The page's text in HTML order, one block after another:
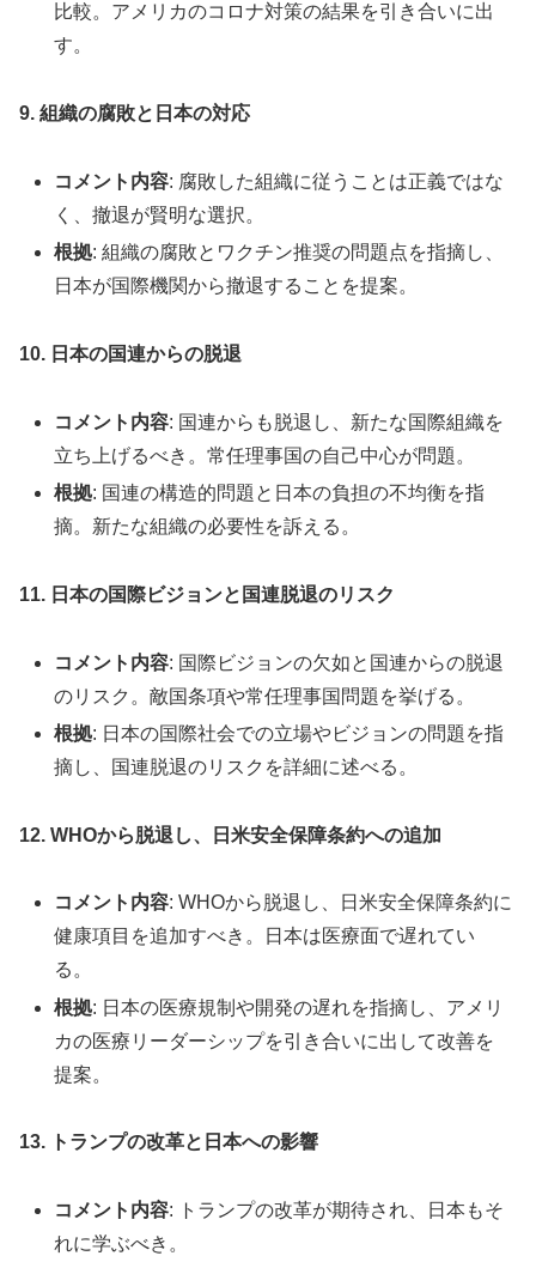
比較。アメリカのコロナ対策の結果を引き合いに出
す。
9. 組織の腐敗と日本の対応
コメント内容: 腐敗した組織に従うことは正義ではな
く、撤退が賢明な選択。
根拠: 組織の腐敗とワクチン推奨の問題点を指摘し、
日本が国際機関から撤退することを提案。
10. 日本の国連からの脱退
コメント内容: 国連からも脱退し、新たな国際組織を
立ち上げるべき。常任理事国の自己中心が問題。
根拠: 国連の構造的問題と日本の負担の不均衡を指
摘。新たな組織の必要性を訴える。
11. 日本の国際ビジョンと国連脱退のリスク
コメント内容: 国際ビジョンの欠如と国連からの脱退
のリスク。敵国条項や常任理事国問題を挙げる。
根拠: 日本の国際社会での立場やビジョンの問題を指
摘し、国連脱退のリスクを詳細に述べる。
12. WHOから脱退し、日米安全保障条約への追加
コメント内容: WHOから脱退し、日米安全保障条約に
健康項目を追加すべき。日本は医療面で遅れてい
る。
根拠: 日本の医療規制や開発の遅れを指摘し、アメリ
カの医療リーダーシップを引き合いに出して改善を
提案。
13. トランプの改革と日本への影響
コメント内容: トランプの改革が期待され、日本もそ
れに学ぶべき。